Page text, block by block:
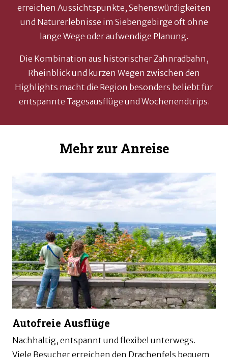
erreichen Aussichtspunkte, Sehenswürdigkeiten
und Naturerlebnisse im Siebengebirge oft ohne
lange Wege oder aufwendige Planung.
Die Kombination aus historischer Zahnradbahn,
Rheinblick und kurzen Wegen zwischen den
Highlights macht die Region besonders beliebt für
entspannte Tagesausflüge und Wochenendtrips.
Mehr zur Anreise
Autofreie Ausflüge
Nachhaltig, entspannt und flexibel unterwegs.
Viele Besucher erreichen den Drachenfels bequem